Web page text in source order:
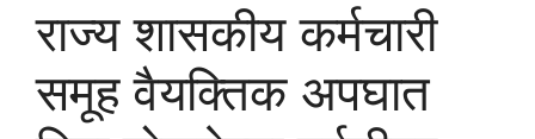
राज्य शासकीय कर्मचारी
समूह वैयक्तिक अपघात